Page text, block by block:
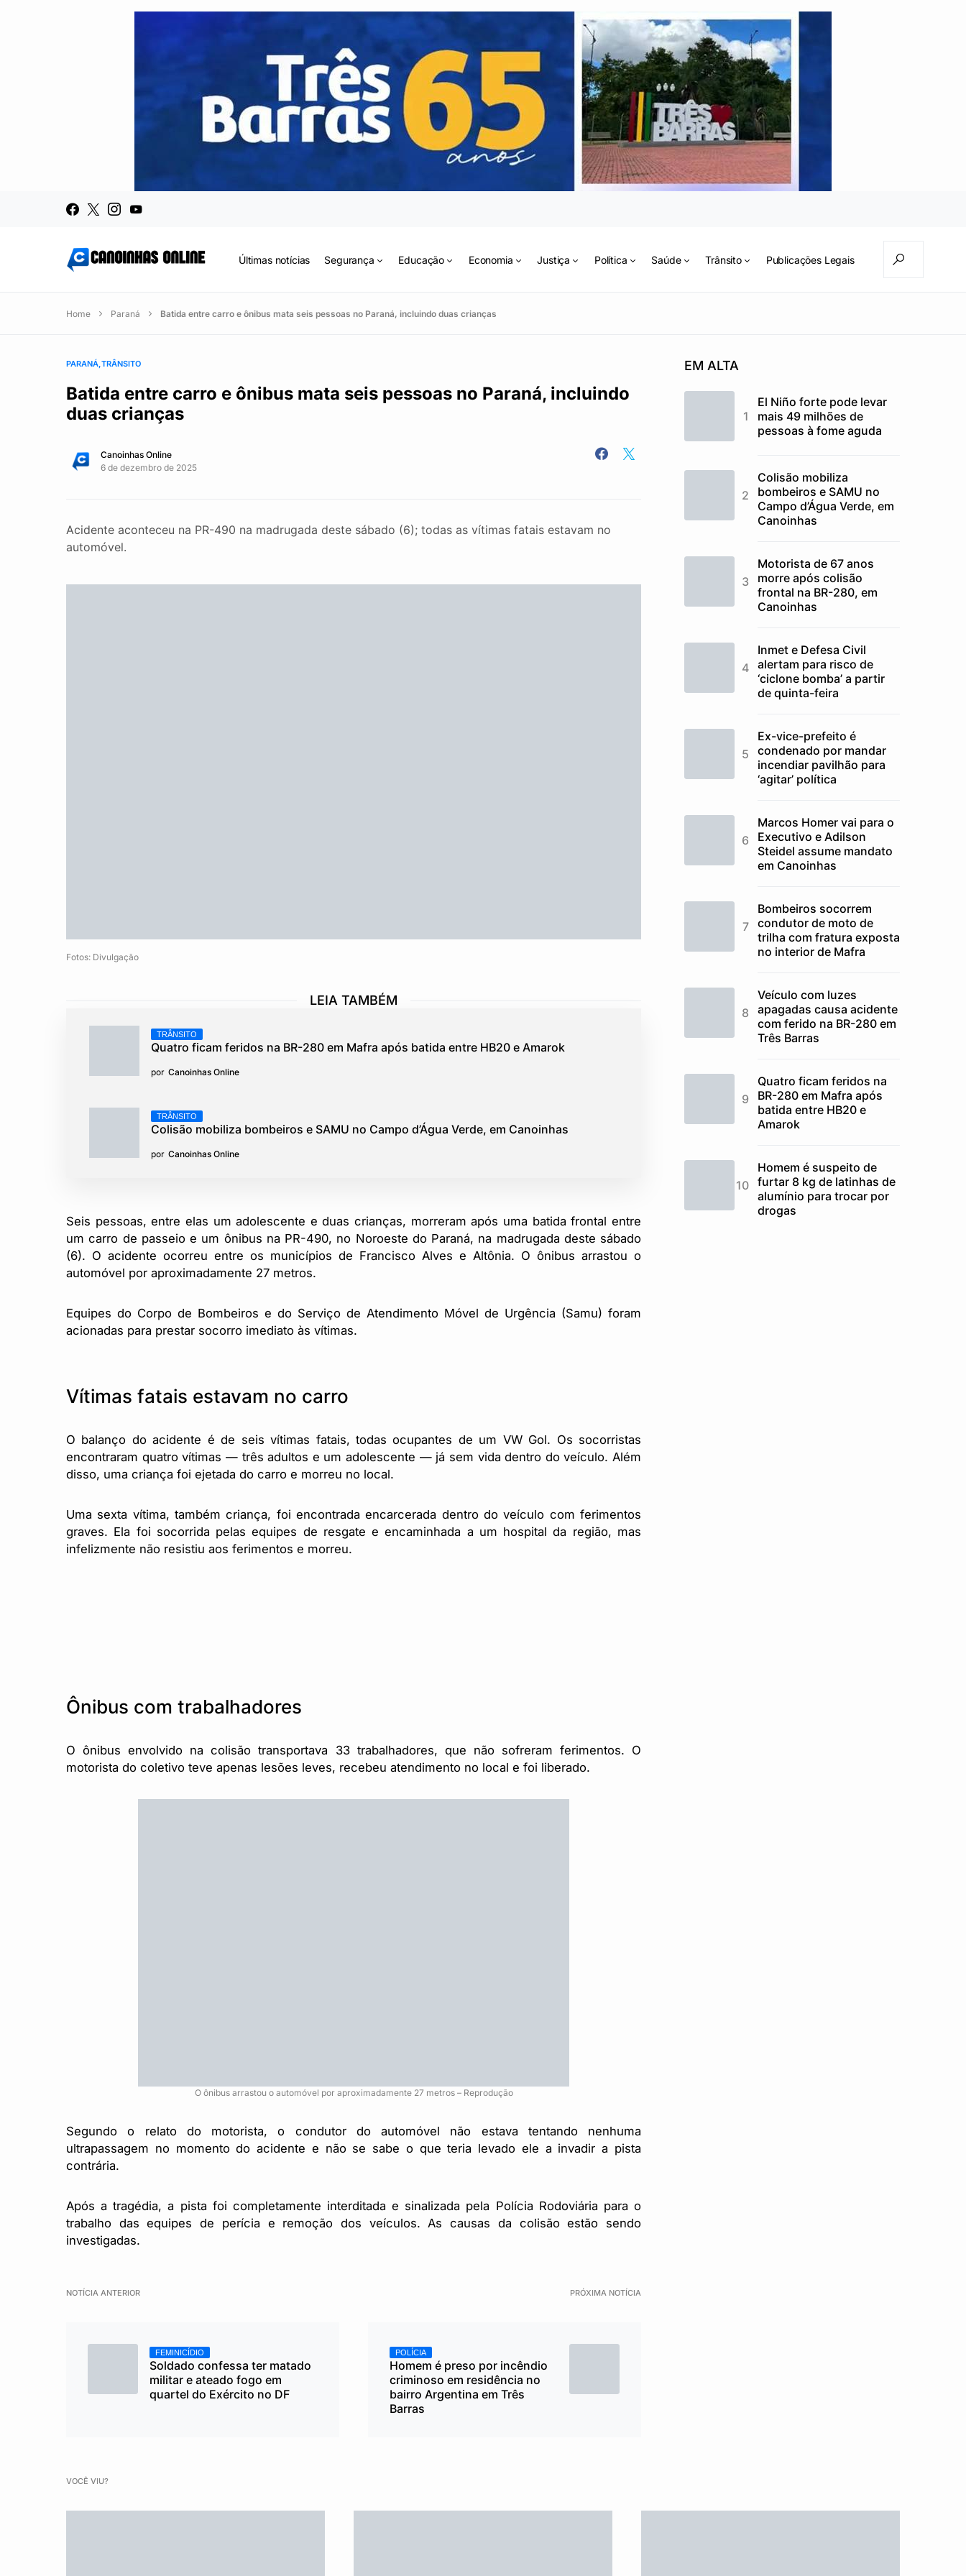
Últimas notícias Segurança Educação Economia Justiça Política Saúde Trânsito Publicações Legais
Home Paraná Batida entre carro e ônibus mata seis pessoas no Paraná, incluindo duas crianças
PARANÁ TRÂNSITO
Batida entre carro e ônibus mata seis pessoas no Paraná, incluindo
duas crianças
Canoinhas Online
6 de dezembro de 2025
Acidente aconteceu na PR-490 na madrugada deste sábado (6); todas as vítimas fatais estavam no
automóvel.
Fotos: Divulgação
LEIA TAMBÉM
TRÂNSITO
Quatro ficam feridos na BR-280 em Mafra após batida entre HB20 e Amarok
por Canoinhas Online
TRÂNSITO
Colisão mobiliza bombeiros e SAMU no Campo d’Água Verde, em Canoinhas
por Canoinhas Online
Seis pessoas, entre elas um adolescente e duas crianças, morreram após uma batida frontal entre
um carro de passeio e um ônibus na PR-490, no Noroeste do Paraná, na madrugada deste sábado
(6). O acidente ocorreu entre os municípios de Francisco Alves e Altônia. O ônibus arrastou o
automóvel por aproximadamente 27 metros.
Equipes do Corpo de Bombeiros e do Serviço de Atendimento Móvel de Urgência (Samu) foram
acionadas para prestar socorro imediato às vítimas.
Vítimas fatais estavam no carro
O balanço do acidente é de seis vítimas fatais, todas ocupantes de um VW Gol. Os socorristas
encontraram quatro vítimas — três adultos e um adolescente — já sem vida dentro do veículo. Além
disso, uma criança foi ejetada do carro e morreu no local.
Uma sexta vítima, também criança, foi encontrada encarcerada dentro do veículo com ferimentos
graves. Ela foi socorrida pelas equipes de resgate e encaminhada a um hospital da região, mas
infelizmente não resistiu aos ferimentos e morreu.
Ônibus com trabalhadores
O ônibus envolvido na colisão transportava 33 trabalhadores, que não sofreram ferimentos. O
motorista do coletivo teve apenas lesões leves, recebeu atendimento no local e foi liberado.
O ônibus arrastou o automóvel por aproximadamente 27 metros – Reprodução
Segundo o relato do motorista, o condutor do automóvel não estava tentando nenhuma
ultrapassagem no momento do acidente e não se sabe o que teria levado ele a invadir a pista
contrária.
Após a tragédia, a pista foi completamente interditada e sinalizada pela Polícia Rodoviária para o
trabalho das equipes de perícia e remoção dos veículos. As causas da colisão estão sendo
investigadas.
NOTÍCIA ANTERIOR
FEMINICÍDIO
Soldado confessa ter matado
militar e ateado fogo em
quartel do Exército no DF
PRÓXIMA NOTÍCIA
POLÍCIA
Homem é preso por incêndio
criminoso em residência no
bairro Argentina em Três
Barras
EM ALTA
El Niño forte pode levar
mais 49 milhões de
pessoas à fome aguda
Colisão mobiliza
bombeiros e SAMU no
Campo d’Água Verde, em
Canoinhas
Motorista de 67 anos
morre após colisão
frontal na BR-280, em
Canoinhas
Inmet e Defesa Civil
alertam para risco de
‘ciclone bomba’ a partir
de quinta-feira
Ex-vice-prefeito é
condenado por mandar
incendiar pavilhão para
‘agitar’ política
Marcos Homer vai para o
Executivo e Adilson
Steidel assume mandato
em Canoinhas
Bombeiros socorrem
condutor de moto de
trilha com fratura exposta
no interior de Mafra
Veículo com luzes
apagadas causa acidente
com ferido na BR-280 em
Três Barras
Quatro ficam feridos na
BR-280 em Mafra após
batida entre HB20 e
Amarok
Homem é suspeito de
furtar 8 kg de latinhas de
alumínio para trocar por
drogas
VOCÊ VIU?